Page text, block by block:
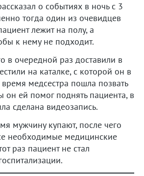
о событиях в ночь с 3
тогда один из очевидцев
лежит на полу, а
к нему не подходит.
в очередной раз доставили в
на каталке, с которой он в
время медсестра пошла позвать
он ей помог поднять пациента, в
сделана видеозапись.
мужчину купают, после чего
необходимые медицинские
раз пациент не стал